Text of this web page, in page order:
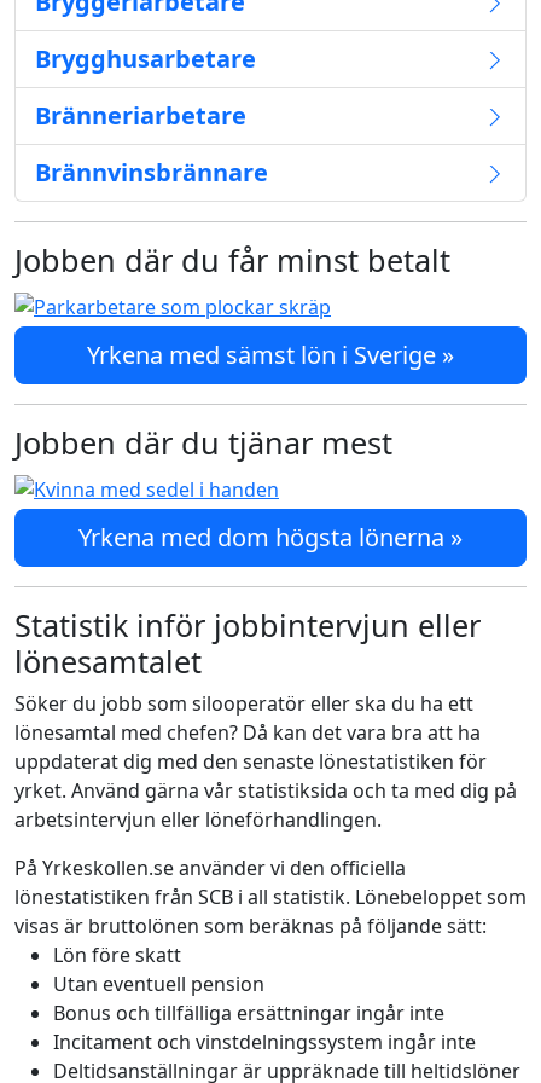
Brygghusarbetare
Bränneriarbetare
Brännvinsbrännare
Jobben där du får minst betalt
Yrkena med sämst lön i Sverige »
Jobben där du tjänar mest
Yrkena med dom högsta lönerna »
Statistik inför jobbintervjun eller
lönesamtalet
Söker du jobb som silooperatör eller ska du ha ett
lönesamtal med chefen? Då kan det vara bra att ha
uppdaterat dig med den senaste lönestatistiken för
yrket. Använd gärna vår statistiksida och ta med dig på
arbetsintervjun eller löneförhandlingen.
På Yrkeskollen.se använder vi den officiella
lönestatistiken från SCB i all statistik. Lönebeloppet som
visas är bruttolönen som beräknas på följande sätt:
Lön före skatt
Utan eventuell pension
Bonus och tillfälliga ersättningar ingår inte
Incitament och vinstdelningssystem ingår inte
Deltidsanställningar är uppräknade till heltidslöner